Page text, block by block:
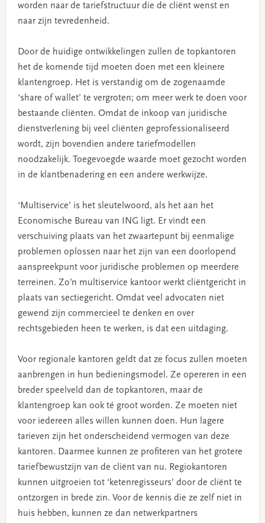
worden naar de tariefstructuur die de cliënt wenst en
naar zijn tevredenheid.
Door de huidige ontwikkelingen zullen de topkantoren
het de komende tijd moeten doen met een kleinere
klantengroep. Het is verstandig om de zogenaamde
‘share of wallet’ te vergroten; om meer werk te doen voor
bestaande cliënten. Omdat de inkoop van juridische
dienstverlening bij veel cliënten geprofessionaliseerd
wordt, zijn bovendien andere tariefmodellen
noodzakelijk. Toegevoegde waarde moet gezocht worden
in de klantbenadering en een andere werkwijze.
‘Multiservice’ is het sleutelwoord, als het aan het
Economische Bureau van ING ligt. Er vindt een
verschuiving plaats van het zwaartepunt bij eenmalige
problemen oplossen naar het zijn van een doorlopend
aanspreekpunt voor juridische problemen op meerdere
terreinen. Zo’n multiservice kantoor werkt cliëntgericht in
plaats van sectiegericht. Omdat veel advocaten niet
gewend zijn commercieel te denken en over
rechtsgebieden heen te werken, is dat een uitdaging.
Voor regionale kantoren geldt dat ze focus zullen moeten
aanbrengen in hun bedieningsmodel. Ze opereren in een
breder speelveld dan de topkantoren, maar de
klantengroep kan ook té groot worden. Ze moeten niet
voor iedereen alles willen kunnen doen. Hun lagere
tarieven zijn het onderscheidend vermogen van deze
kantoren. Daarmee kunnen ze profiteren van het grotere
tariefbewustzijn van de cliënt van nu. Regiokantoren
kunnen uitgroeien tot ‘ketenregisseurs’ door de cliënt te
ontzorgen in brede zin. Voor de kennis die ze zelf niet in
huis hebben, kunnen ze dan netwerkpartners